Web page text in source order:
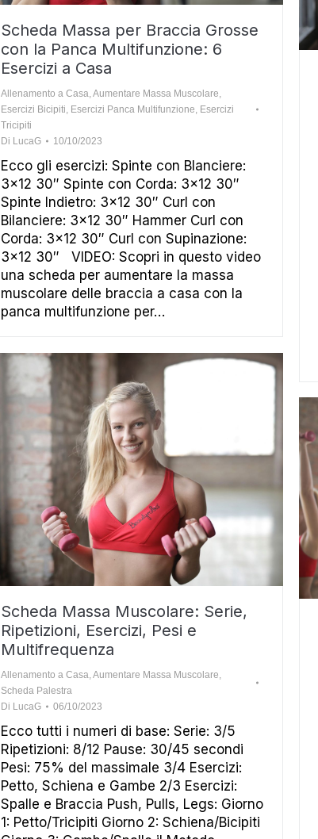
Scheda Massa per Braccia Grosse
con la Panca Multifunzione: 6
Esercizi a Casa
Allenamento a Casa,Aumentare Massa Muscolare,
Esercizi Bicipiti, Esercizi Panca Multifunzione, Esercizi
Tricipiti
Di LucaG 10/10/2023
Ecco gli esercizi: Spinte con Blanciere:
3×12 30″ Spinte con Corda: 3×12 30″
Spinte Indietro: 3×12 30″ Curl con
Bilanciere: 3×12 30″ Hammer Curl con
Corda: 3×12 30″ Curl con Supinazione:
3×12 30″ VIDEO: Scopri in questo video
una scheda per aumentare la massa
muscolare delle braccia a casa con la
panca multifunzione per…
Scheda Massa Muscolare: Serie,
Ripetizioni, Esercizi, Pesi e
Multifrequenza
Allenamento a Casa Aumentare Massa Muscolare
Scheda Palestra
Di LucaG 06/10/2023
Ecco tutti i numeri di base: Serie: 3/5
Ripetizioni: 8/12 Pause: 30/45 secondi
Pesi: 75% del massimale 3/4 Esercizi:
Petto, Schiena e Gambe 2/3 Esercizi:
Spalle e Braccia Push, Pulls, Legs: Giorno
1: Petto/Tricipiti Giorno 2: Schiena/Bicipiti